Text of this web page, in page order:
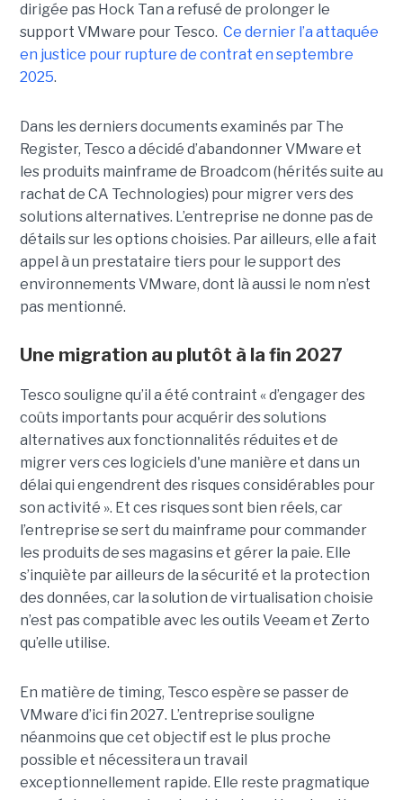
dirigée pas Hock Tan a refusé de prolonger le
support VMware pour Tesco. Ce dernier l’a attaquée
en justice pour rupture de contrat en septembre
2025.
Dans les derniers documents examinés par The
Register, Tesco a décidé d’abandonner VMware et
les produits mainframe de Broadcom (hérités suite au
rachat de CA Technologies) pour migrer vers des
solutions alternatives. L’entreprise ne donne pas de
détails sur les options choisies. Par ailleurs, elle a fait
appel à un prestataire tiers pour le support des
environnements VMware, dont là aussi le nom n’est
pas mentionné.
Une migration au plutôt à la fin 2027
Tesco souligne qu’il a été contraint « d’engager des
coûts importants pour acquérir des solutions
alternatives aux fonctionnalités réduites et de
migrer vers ces logiciels d'une manière et dans un
délai qui engendrent des risques considérables pour
son activité ». Et ces risques sont bien réels, car
l’entreprise se sert du mainframe pour commander
les produits de ses magasins et gérer la paie. Elle
s’inquiète par ailleurs de la sécurité et la protection
des données, car la solution de virtualisation choisie
n’est pas compatible avec les outils Veeam et Zerto
qu’elle utilise.
En matière de timing, Tesco espère se passer de
VMware d’ici fin 2027. L’entreprise souligne
néanmoins que cet objectif est le plus proche
possible et nécessitera un travail
exceptionnellement rapide. Elle reste pragmatique